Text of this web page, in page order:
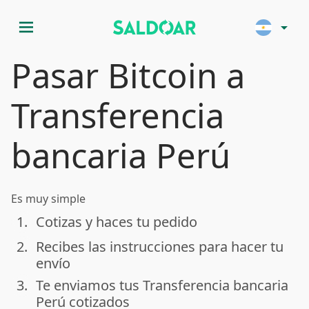
menu arrow_drop_down
Pasar Bitcoin a
Transferencia
bancaria Perú
Es muy simple
done
1. Cotizas y haces tu pedido
done
2. Recibes las instrucciones para hacer tu
envío
done
3. Te enviamos tus Transferencia bancaria
Perú cotizados